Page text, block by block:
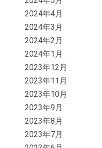
2024年4月
2024年3月
2024年2月
2024年1月
2023年12月
2023年11月
2023年10月
2023年9月
2023年8月
2023年7月